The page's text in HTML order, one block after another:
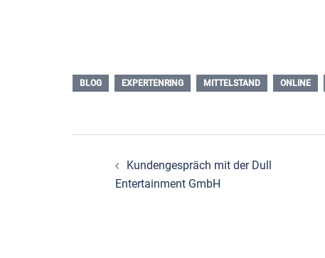
BLOG EXPERTENRING MITTELSTAND ONLINE
Kundengespräch mit der Dull
Entertainment GmbH